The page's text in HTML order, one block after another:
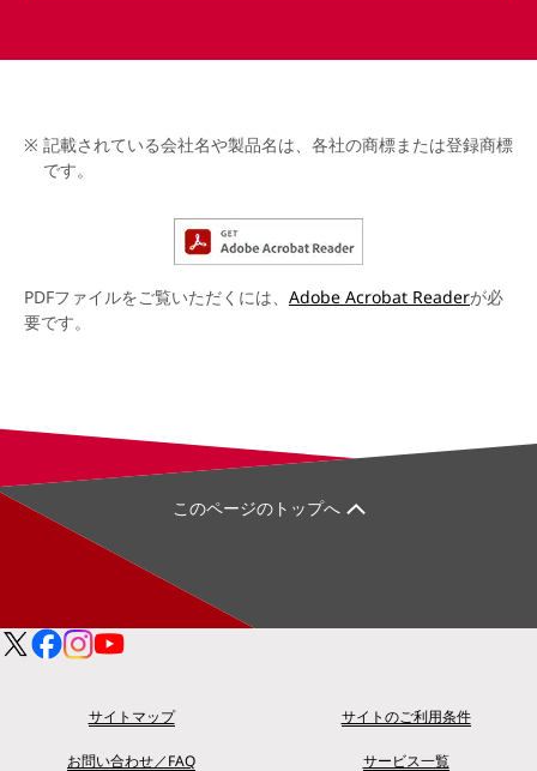
記載されている会社名や製品名は、各社の商標または登録商標
です。
PDFファイルをご覧いただくには、 Adobe Acrobat Readerが必
要です。
このページのトップへ
サイトマップ サイトのご利用条件
お問い合わせ／FAQ サービス一覧